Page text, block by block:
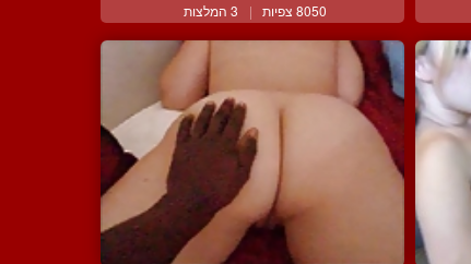
8050 צפיות | 3 המלצות